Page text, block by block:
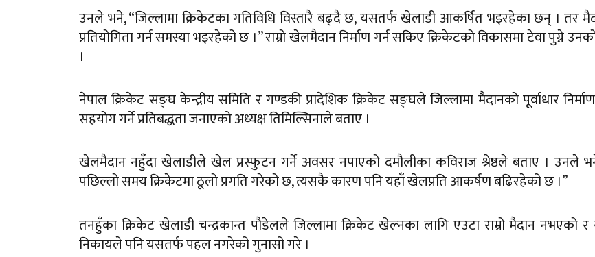
उनले भने, “जिल्लामा क्रिकेटका गतिविधि विस्तारै बढ्दै छ, यसतर्फ खेलाडी आकर्षित भइरहेका छन् । तर
प्रतियोगिता गर्न समस्या भइरहेको छ ।” राम्रो खेलमैदान निर्माण गर्न सकिए क्रिकेटको विकासमा टेवा पुग्ने
।
नेपाल क्रिकेट सङ्घ केन्द्रीय समिति र गण्डकी प्रादेशिक क्रिकेट सङ्घले जिल्लामा मैदानको पूर्वाधार
सहयोग गर्ने प्रतिबद्धता जनाएको अध्यक्ष तिमिल्सिनाले बताए ।
खेलमैदान नहुँदा खेलाडीले खेल प्रस्फुटन गर्ने अवसर नपाएको दमौलीका कविराज श्रेष्ठले बताए । उनले
पछिल्लो समय क्रिकेटमा ठूलो प्रगति गरेको छ, त्यसकै कारण पनि यहाँ खेलप्रति आकर्षण बढिरहेको छ ।”
तनहुँका क्रिकेट खेलाडी चन्द्रकान्त पौडेलले जिल्लामा क्रिकेट खेल्नका लागि एउटा राम्रो मैदान नभएको र
निकायले पनि यसतर्फ पहल नगरेको गुनासो गरे ।